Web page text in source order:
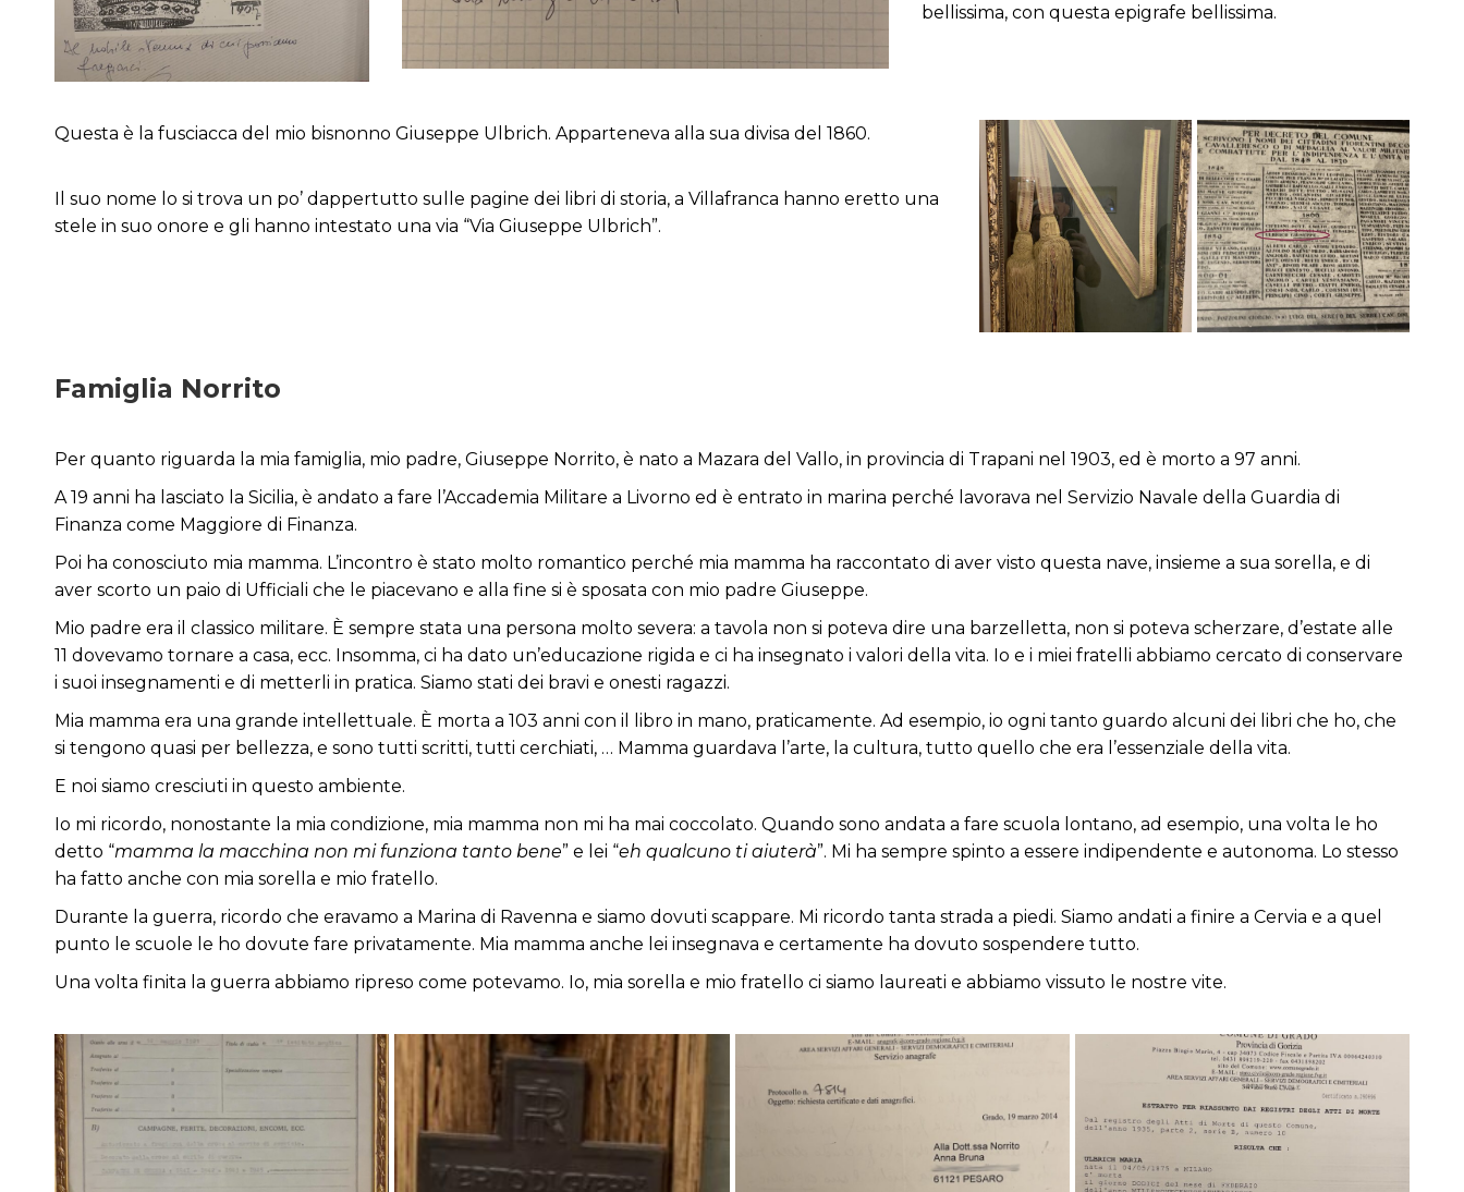
bellissima, con questa epigrafe bellissima.
Questa è la fusciacca del mio bisnonno Giuseppe Ulbrich. Apparteneva alla sua divisa del 1860.
Il suo nome lo si trova un po’ dappertutto sulle pagine dei libri di storia, a Villafranca hanno eretto una
stele in suo onore e gli hanno intestato una via “Via Giuseppe Ulbrich”.
Famiglia Norrito
Per quanto riguarda la mia famiglia, mio padre, Giuseppe Norrito, è nato a Mazara del Vallo, in provincia di Trapani nel 1903, ed è morto a 97 anni.
A 19 anni ha lasciato la Sicilia, è andato a fare l’Accademia Militare a Livorno ed è entrato in marina perché lavorava nel Servizio Navale della Guardia di
Finanza come Maggiore di Finanza.
Poi ha conosciuto mia mamma. L’incontro è stato molto romantico perché mia mamma ha raccontato di aver visto questa nave, insieme a sua sorella, e di
aver scorto un paio di Ufficiali che le piacevano e alla fine si è sposata con mio padre Giuseppe.
Mio padre era il classico militare. È sempre stata una persona molto severa: a tavola non si poteva dire una barzelletta, non si poteva scherzare, d’estate alle
11 dovevamo tornare a casa, ecc. Insomma, ci ha dato un’educazione rigida e ci ha insegnato i valori della vita. Io e i miei fratelli abbiamo cercato di conservare
i suoi insegnamenti e di metterli in pratica. Siamo stati dei bravi e onesti ragazzi.
Mia mamma era una grande intellettuale. È morta a 103 anni con il libro in mano, praticamente. Ad esempio, io ogni tanto guardo alcuni dei libri che ho, che
si tengono quasi per bellezza, e sono tutti scritti, tutti cerchiati, … Mamma guardava l’arte, la cultura, tutto quello che era l’essenziale della vita.
E noi siamo cresciuti in questo ambiente.
Io mi ricordo, nonostante la mia condizione, mia mamma non mi ha mai coccolato. Quando sono andata a fare scuola lontano, ad esempio, una volta le ho
detto “mamma la macchina non mi funziona tanto bene” e lei “eh qualcuno ti aiuterà”. Mi ha sempre spinto a essere indipendente e autonoma. Lo stesso
ha fatto anche con mia sorella e mio fratello.
Durante la guerra, ricordo che eravamo a Marina di Ravenna e siamo dovuti scappare. Mi ricordo tanta strada a piedi. Siamo andati a finire a Cervia e a quel
punto le scuole le ho dovute fare privatamente. Mia mamma anche lei insegnava e certamente ha dovuto sospendere tutto.
Una volta finita la guerra abbiamo ripreso come potevamo. Io, mia sorella e mio fratello ci siamo laureati e abbiamo vissuto le nostre vite.